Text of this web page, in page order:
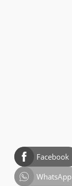
Facebook
WhatsApp